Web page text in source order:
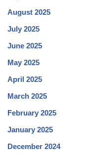
August 2025
July 2025
June 2025
May 2025
April 2025
March 2025
February 2025
January 2025
December 2024